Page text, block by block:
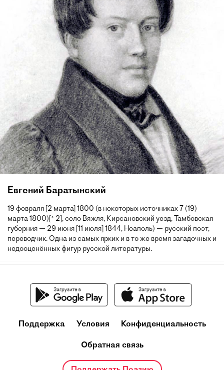
Евгений Баратынский
19 февраля [2 марта] 1800 (в некоторых источниках 7 (19)
марта 1800)[* 2], село Вяжля, Кирсановский уезд, Тамбовская
губерния — 29 июня [11 июля] 1844, Неаполь) — русский поэт,
переводчик. Одна из самых ярких и в то же время загадочных и
недооценённых фигур русской литературы.
Поддержка Условия Конфиденциальность
Обратная связь